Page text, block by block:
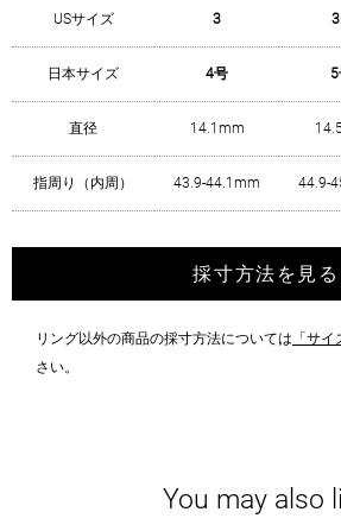
USサイズ 3
日本サイズ 4号
直径 14.1mm
指周り（内周） 43.9-44.1mm 44.9-
採寸方法を見る
リング以外の商品の採寸方法については 「サイ
さい。
You may also